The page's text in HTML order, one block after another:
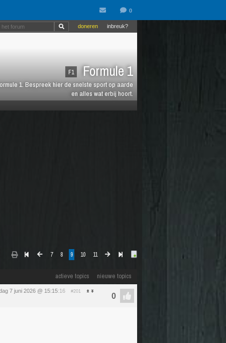
F1 Formule 1
1. Bespreek hier de snelste sport op aarde
en alles wat erbij hoort.
inbreuk?
doneren
7 8 9 10 11
actieve topics nieuwe topics
7 juni 2026 @ 15:15:16 #201